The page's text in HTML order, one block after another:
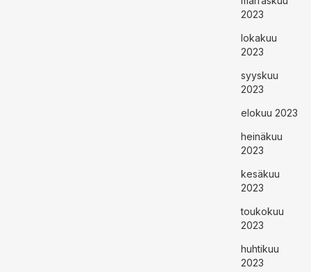
2023
lokakuu
2023
syyskuu
2023
elokuu 2023
heinäkuu
2023
kesäkuu
2023
toukokuu
2023
huhtikuu
2023